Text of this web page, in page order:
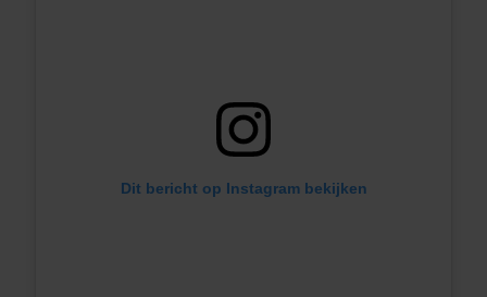
Dit bericht op Instagram bekijken